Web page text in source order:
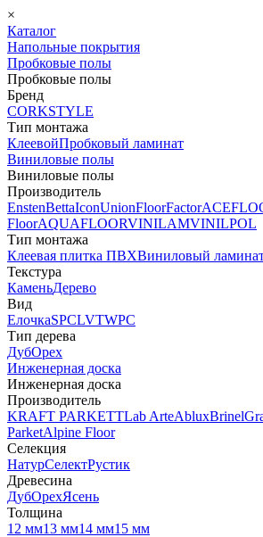
×
Каталог
Напольные покрытия
Пробковые полы
Пробковые полы
Бренд
CORKSTYLE
Тип монтажа
КлеевойПробковый ламинат
Виниловые полы
Виниловые полы
Производитель
EnstenBettaIconUnionFloorFactor
FloorAQUAFLOORVINILAMVINILPOL
Тип монтажа
Клеевая плитка ПВХВиниловый
Текстура
КаменьДерево
Вид
ЕлочкаSPCLVTWPC
Тип дерева
ДубОрех
Инженерная доска
Инженерная доска
Производитель
KRAFT PARKETTLab ArteAbluxBrinel
ParketAlpine Floor
Селекция
НатурСелектРустик
Древесина
ДубОрехЯсень
Толщина
12 мм13 мм14 мм15 мм